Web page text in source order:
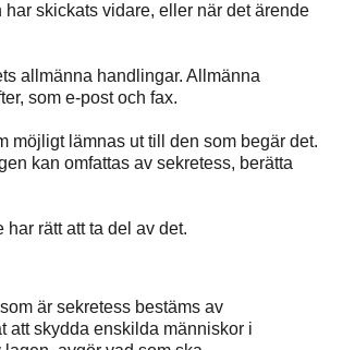
skickats vidare, eller när det ärende
allmänna handlingar. Allmänna
som e-post och fax.
möjligt lämnas ut till den som begär det.
kan omfattas av sekretess, berätta
rätt att ta del av det.
är sekretess bestäms av
att skydda enskilda människor i